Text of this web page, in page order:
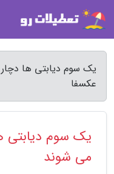
یک سوم دیابتی ها
عکسفا
یک سوم
می شوند